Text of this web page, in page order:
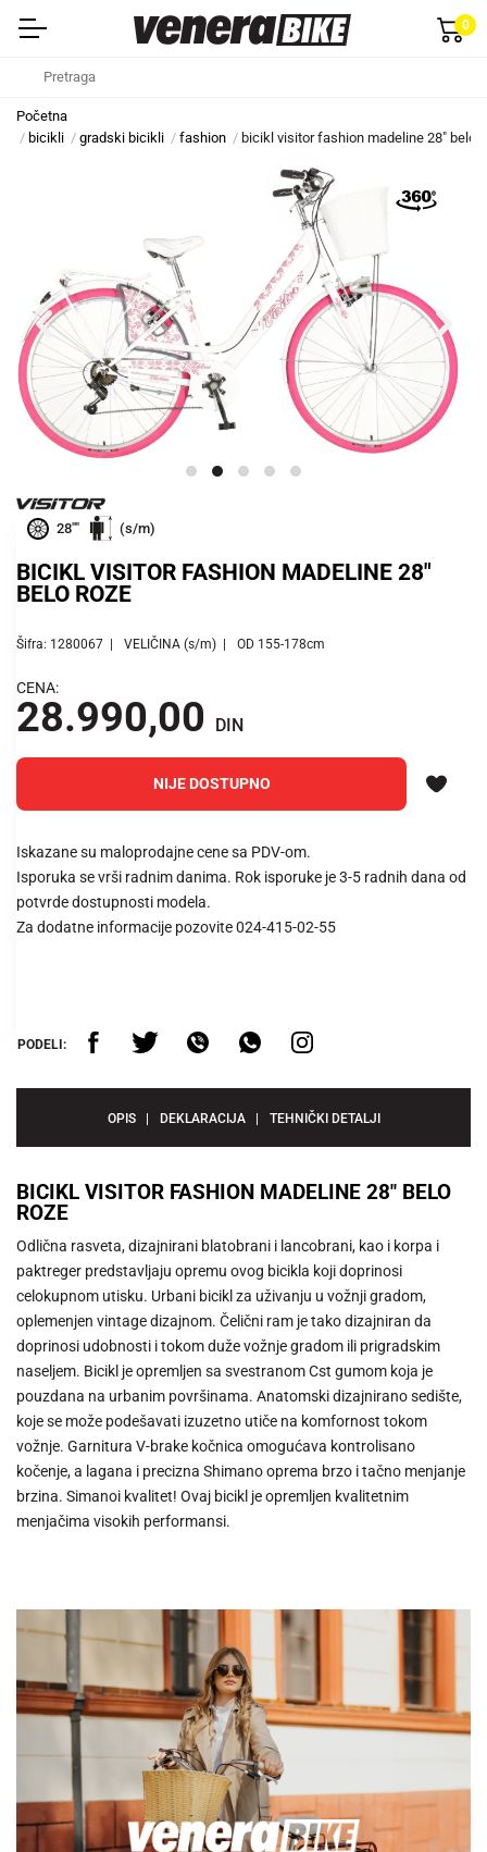
0
Početna
bicikli
gradski bicikli fashion bicikl visitor fashion madeline 28" belo
28"" (s/m)
BICIKL VISITOR FASHION MADELINE 28"
BELO ROZE
Šifra: 1280067 VELIČINA (s/m) OD 155-178cm
CENA:
28.990,00 DIN
NIJE DOSTUPNO
Iskazane su maloprodajne cene sa PDV-om.
Isporuka se vrši radnim danima. Rok isporuke je 3-5 radnih dana od
potvrde dostupnosti modela.
Za dodatne informacije pozovite 024-415-02-55
PODELI:
OPIS DEKLARACIJA TEHNIČKI DETALJI
BICIKL VISITOR FASHION MADELINE 28" BELO
ROZE
Odlična rasveta, dizajnirani blatobrani i lancobrani, kao i korpa i
paktreger predstavljaju opremu ovog bicikla koji doprinosi
celokupnom utisku. Urbani bicikl za uživanju u vožnji gradom,
oplemenjen vintage dizajnom. Čelični ram je tako dizajniran da
doprinosi udobnosti i tokom duže vožnje gradom ili prigradskim
naseljem. Bicikl je opremljen sa svestranom Cst gumom koja je
pouzdana na urbanim površinama. Anatomski dizajnirano sedište,
koje se može podešavati izuzetno utiče na komfornost tokom
vožnje. Garnitura V-brake kočnica omogućava kontrolisano
kočenje, a lagana i precizna Shimano oprema brzo i tačno menjanje
brzina. Simanoi kvalitet! Ovaj bicikl je opremljen kvalitetnim
menjačima visokih performansi.